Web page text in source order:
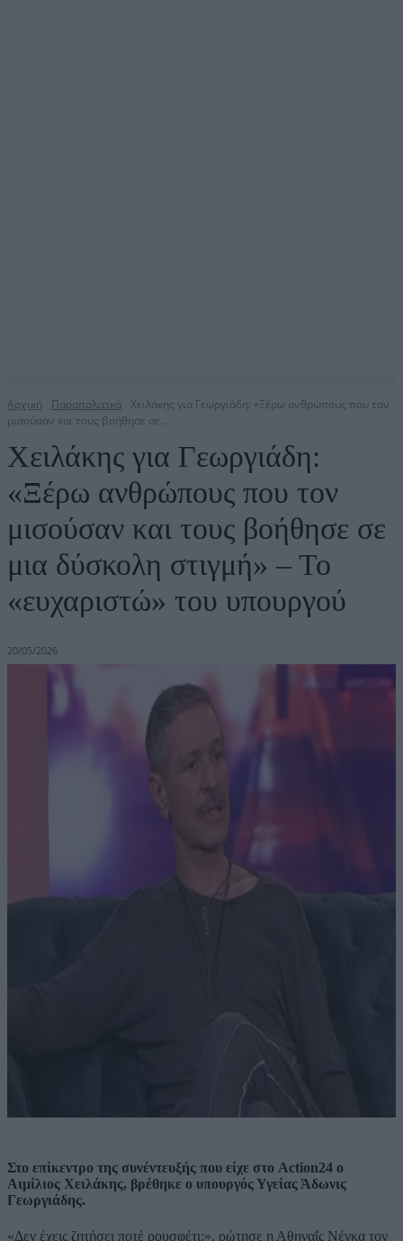
Αρχική Παραπολιτικά
Χειλάκης για Γεωργιάδη: «Ξέρω ανθρώπους που τον
μισούσαν και τους βοήθησε σε...
Χειλάκης για Γεωργιάδη:
«Ξέρω ανθρώπους που τον
μισούσαν και τους βοήθησε σε
μια δύσκολη στιγμή» – Το
«ευχαριστώ» του υπουργού
20/05/2026
Στο επίκεντρο της συνέντευξής που είχε στο Action24 ο
Αιμίλιος Χειλάκης, βρέθηκε ο υπουργός Υγείας Άδωνις
Γεωργιάδης.
«Δεν έχεις ζητήσει ποτέ ρουσφέτι;», ρώτησε η Αθηναΐς Νέγκα τον